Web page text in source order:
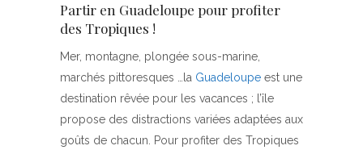
Partir en Guadeloupe pour profiter
des Tropiques !
Mer, montagne, plongée sous-marine,
marchés pittoresques …la Guadeloupe est une
destination rêvée pour les vacances ; l’île
propose des distractions variées adaptées aux
goûts de chacun. Pour profiter des Tropiques